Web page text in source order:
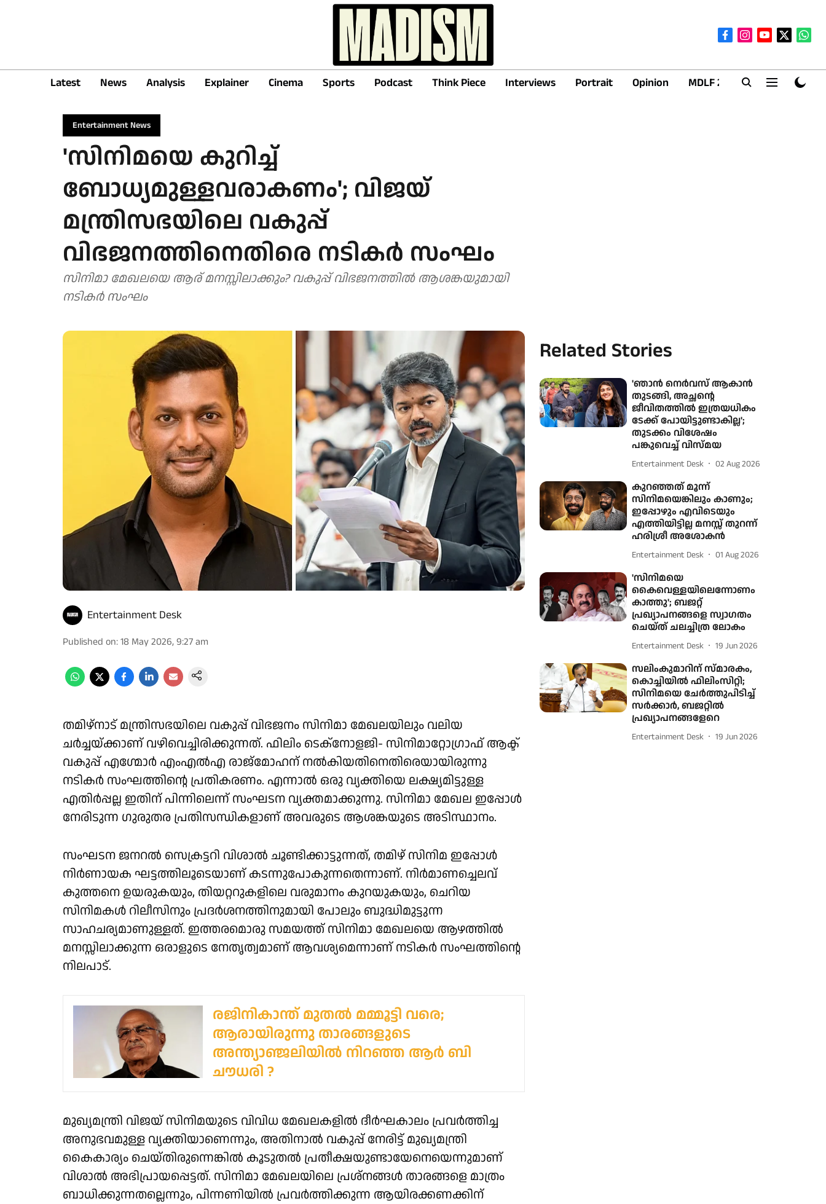
Latest News Analysis Explainer Cinema Sports Podcast Think Piece Interviews Portrait Opinion MDLF 2026
Entertainment News
'സിനിമയെ കുറിച്ച്
ബോധ്യമുള്ളവരാകണം'; വിജയ്
മന്ത്രിസഭയിലെ വകുപ്പ്
വിഭജനത്തിനെതിരെ നടികര്‍ സംഘം
സിനിമാ മേഖലയെ ആര് മനസ്സിലാക്കും? വകുപ്പ് വിഭജനത്തില്‍ ആശങ്കയുമായി
നടികര്‍ സംഘം
Entertainment Desk
Published on:18 May 2026, 9:27 am
തമിഴ്‌നാട് മന്ത്രിസഭയിലെ വകുപ്പ് വിഭജനം സിനിമാ മേഖലയിലും വലിയ
ചര്‍ച്ചയ്ക്കാണ് വഴിവെച്ചിരിക്കുന്നത്. ഫിലിം ടെക്‌നോളജി- സിനിമാറ്റോഗ്രാഫ് ആക്ട്
വകുപ്പ് എഗ്മോർ എംഎല്‍എ രാജ്മോഹന് നല്‍കിയതിനെതിരെയായിരുന്നു
നടികര്‍ സംഘത്തിന്റെ പ്രതികരണം. എന്നാല്‍ ഒരു വ്യക്തിയെ ലക്ഷ്യമിട്ടുള്ള
എതിര്‍പ്പല്ല ഇതിന് പിന്നിലെന്ന് സംഘടന വ്യക്തമാക്കുന്നു. സിനിമാ മേഖല ഇപ്പോള്‍
നേരിടുന്ന ഗുരുതര പ്രതിസന്ധികളാണ് അവരുടെ ആശങ്കയുടെ അടിസ്ഥാനം.
സംഘടന ജനറല്‍ സെക്രട്ടറി വിശാല്‍ ചൂണ്ടിക്കാട്ടുന്നത്, തമിഴ് സിനിമ ഇപ്പോള്‍
നിര്‍ണായക ഘട്ടത്തിലൂടെയാണ് കടന്നുപോകുന്നതെന്നാണ്. നിര്‍മാണച്ചെലവ്
കുത്തനെ ഉയരുകയും, തിയറ്ററുകളിലെ വരുമാനം കുറയുകയും, ചെറിയ
സിനിമകള്‍ റിലീസിനും പ്രദര്‍ശനത്തിനുമായി പോലും ബുദ്ധിമുട്ടുന്ന
സാഹചര്യമാണുള്ളത്. ഇത്തരമൊരു സമയത്ത് സിനിമാ മേഖലയെ ആഴത്തില്‍
മനസ്സിലാക്കുന്ന ഒരാളുടെ നേതൃത്വമാണ് ആവശ്യമെന്നാണ് നടികര്‍ സംഘത്തിന്റെ
നിലപാട്.
രജിനികാന്ത് മുതൽ മമ്മൂട്ടി വരെ;
ആരായിരുന്നു താരങ്ങളുടെ
അന്ത്യാഞ്ജലിയിൽ നിറഞ്ഞ ആർ ബി
ചൗധരി ?
മുഖ്യമന്ത്രി വിജയ് സിനിമയുടെ വിവിധ മേഖലകളില്‍ ദീര്‍ഘകാലം പ്രവര്‍ത്തിച്ച
അനുഭവമുള്ള വ്യക്തിയാണെന്നും, അതിനാല്‍ വകുപ്പ് നേരിട്ട് മുഖ്യമന്ത്രി
കൈകാര്യം ചെയ്തിരുന്നെങ്കില്‍ കൂടുതല്‍ പ്രതീക്ഷയുണ്ടായേനെയെന്നുമാണ്
വിശാല്‍ അഭിപ്രായപ്പെട്ടത്. സിനിമാ മേഖലയിലെ പ്രശ്‌നങ്ങള്‍ താരങ്ങളെ മാത്രം
ബാധിക്കുന്നതല്ലെന്നും, പിന്നണിയില്‍ പ്രവര്‍ത്തിക്കുന്ന ആയിരക്കണക്കിന്
Related Stories
'ഞാന്‍ നെര്‍വസ് ആകാന്‍
തുടങ്ങി, അച്ഛന്റെ
ജീവിതത്തിൽ ഇത്രയധികം
ടേക്ക് പോയിട്ടുണ്ടാകില്ല';
തുടക്കം വിശേഷം
പങ്കുവെച്ച് വിസ്മയ
Entertainment Desk 02 Aug 2026
കുറഞ്ഞത് മൂന്ന്
സിനിമയെങ്കിലും കാണും;
ഇപ്പോഴും എവിടെയും
എത്തിയിട്ടില്ല മനസ്സ് തുറന്ന്
ഹരിശ്രീ അശോകൻ
Entertainment Desk 01 Aug 2026
'സിനിമയെ
കൈവെള്ളയിലെന്നോണം
കാത്തു'; ബജറ്റ്
പ്രഖ്യാപനങ്ങളെ സ്വാഗതം
ചെയ്ത് ചലച്ചിത്ര ലോകം
Entertainment Desk 19 Jun 2026
സലിംകുമാറിന് സ്മാരകം,
കൊച്ചിയിൽ ഫിലിംസിറ്റി;
സിനിമയെ ചേർത്തുപിടിച്ച്
സർക്കാർ, ബജറ്റിൽ
പ്രഖ്യാപനങ്ങളേറെ
Entertainment Desk 19 Jun 2026